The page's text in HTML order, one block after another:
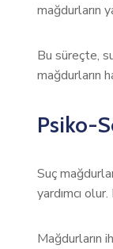
mağdurların
Bu süreçte,
mağdurların
Psiko-
Suç
yardımcı
Mağdurların